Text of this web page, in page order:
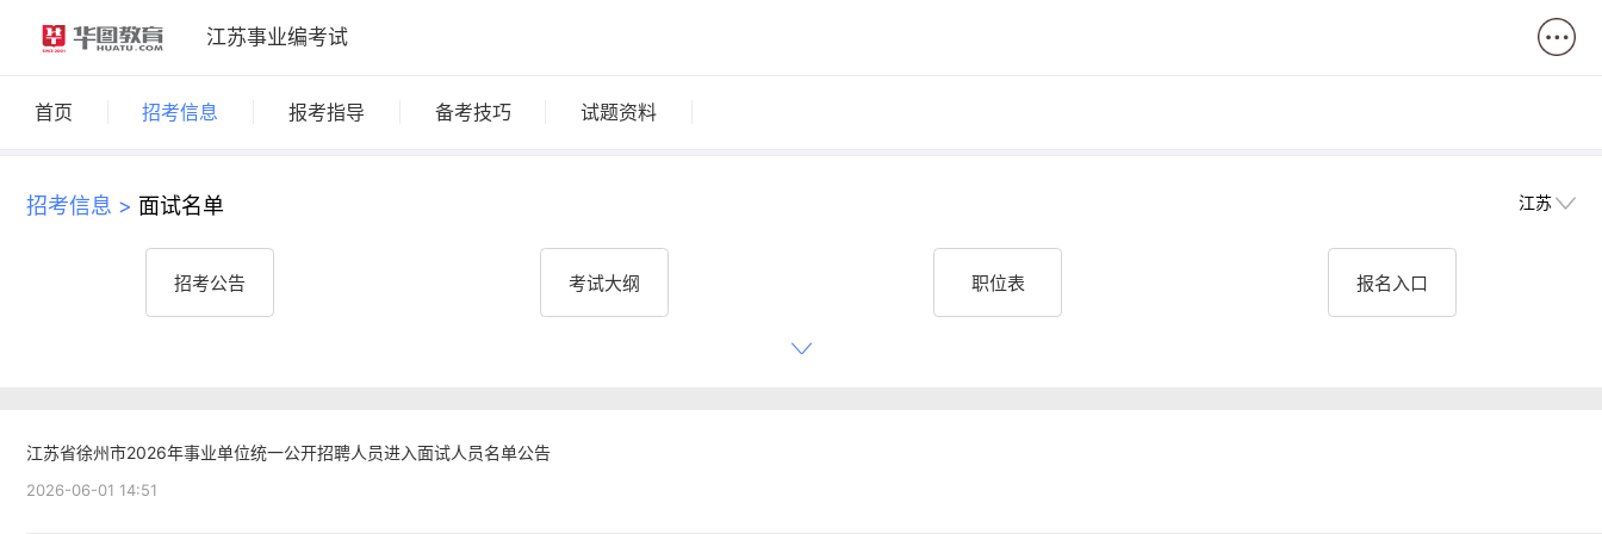
江苏事业编考试
首页 招考信息 报考指导 备考技巧 试题资料
招考信息 > 面试名单 江苏
招考公告 考试大纲 职位表 报名入口
江苏省徐州市2026年事业单位统一公开招聘人员进入面试人员名单公告
2026-06-01 14:51